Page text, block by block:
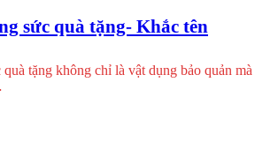
sức quà tặng- Khắc tên
tặng không chỉ là vật dụng bảo quản mà